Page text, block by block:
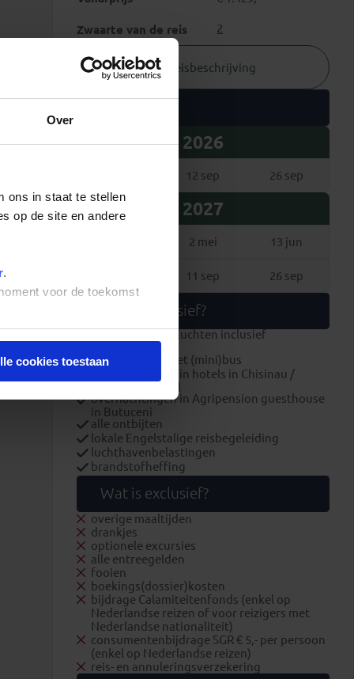
Over
ons in staat te stellen
op de site en andere
.
voor de toekomst
cookies toestaan
Zwaarte van de reis 2
Reisbeschrijving
2026
12 sep 26 sep
2027
2 mei 13 jun
11 sep 26 sep
Wat is inclusief?
internationale vluchten inclusief
alle transport met (mini)bus
overnachtingen in hotels in Chisinau /
overnachtingen in Agripension guesthouse
in Butuceni
alle ontbijten
lokale Engelstalige reisbegeleiding
luchthavenbelastingen
brandstofheffing
Wat is exclusief?
overige maaltijden
drankjes
optionele excursies
alle entreegelden
fooien
boekings(dossier)kosten
bijdrage Calamiteitenfonds (enkel op
Nederlandse reizen of voor reizigers met
Nederlandse nationaliteit)
consumentenbijdrage SGR € 5,- per persoon
(enkel op Nederlandse reizen)
reis- en annuleringsverzekering